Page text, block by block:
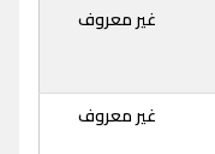
غير معروف
غير معروف